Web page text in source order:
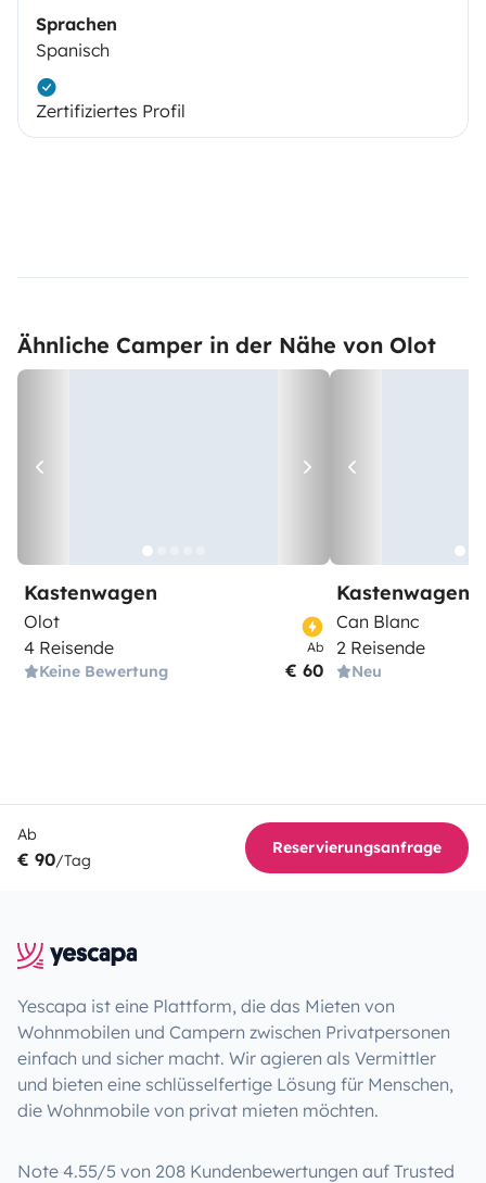
Sprachen
Spanisch
Zertifiziertes Profil
Ähnliche Camper in der Nähe von Olot
Kastenwagen
Olot
4 Reisende
Keine Bewertung
Ab
€ 60
Kastenwagen
Can Blanc
2 Reisende
Neu
Ab
€ 90/Tag
Reservierungsanfrage
Yescapa ist eine Plattform, die das Mieten von
Wohnmobilen und Campern zwischen Privatpersonen
einfach und sicher macht. Wir agieren als Vermittler
und bieten eine schlüsselfertige Lösung für Menschen,
die Wohnmobile von privat mieten möchten.
Note 4.55/5 von 208 Kundenbewertungen auf Trusted